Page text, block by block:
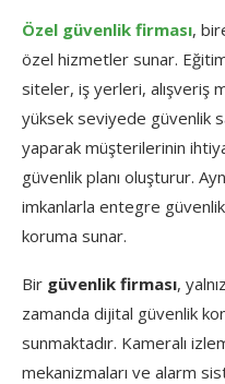
Özel güvenlik firması,
özel hizmetler sunar.
siteler, iş yerleri, alışveriş
yüksek seviyede güvenlik
yaparak müşterilerinin
güvenlik planı oluşturur.
imkanlarla entegre
koruma sunar.
Bir güvenlik firması,
zamanda dijital güvenlik
sunmaktadır. Kameralı
mekanizmaları ve alarm